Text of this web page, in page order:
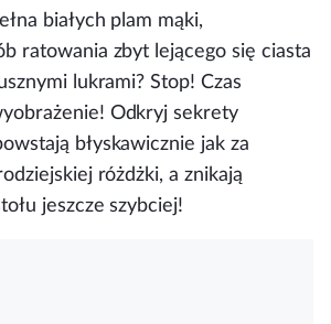
białych plam mąki,
ratowania zbyt lejącego się ciasta
lukrami? Stop! Czas
Odkryj sekrety
błyskawicznie jak za
różdżki, a znikają
jeszcze szybciej!